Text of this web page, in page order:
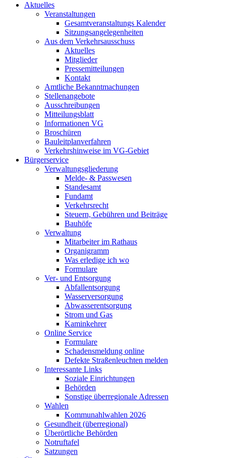
Aktuelles
Veranstaltungen
Gesamtveranstaltungs Kalender
Sitzungsangelegenheiten
Aus dem Verkehrsausschuss
Aktuelles
Mitglieder
Pressemitteilungen
Kontakt
Amtliche Bekanntmachungen
Stellenangebote
Ausschreibungen
Mitteilungsblatt
Informationen VG
Broschüren
Bauleitplanverfahren
Verkehrshinweise im VG-Gebiet
Bürgerservice
Verwaltungsgliederung
Melde- & Passwesen
Standesamt
Fundamt
Verkehrsrecht
Steuern, Gebühren und Beiträge
Bauhöfe
Verwaltung
Mitarbeiter im Rathaus
Organigramm
Was erledige ich wo
Formulare
Ver- und Entsorgung
Abfallentsorgung
Wasserversorgung
Abwasserentsorgung
Strom und Gas
Kaminkehrer
Online Service
Formulare
Schadensmeldung online
Defekte Straßenleuchten melden
Interessante Links
Soziale Einrichtungen
Behörden
Sonstige überregionale Adressen
Wahlen
Kommunahlwahlen 2026
Gesundheit (überregional)
Überörtliche Behörden
Notruftafel
Satzungen